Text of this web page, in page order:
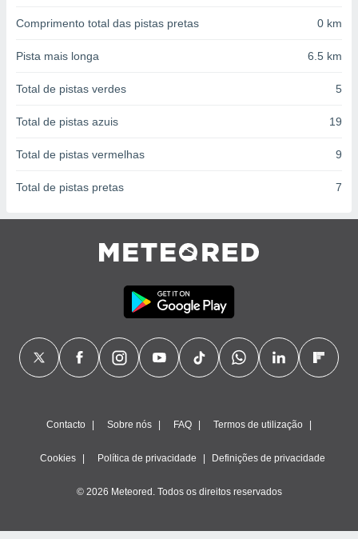
de
Comprimento total das pistas pretas 0 km
Pista mais longa 6.5 km
Total de pistas verdes 5
Total de pistas azuis 19
Total de pistas vermelhas 9
Total de pistas pretas 7
Contacto Sobre nós FAQ Termos de utilização
Cookies Política de privacidade Definições de privacidade
© 2026 Meteored. Todos os direitos reservados